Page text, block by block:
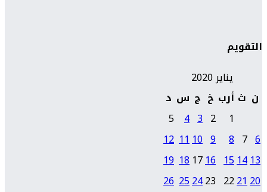
التقويم
يناير 2020
ن ث أرب خ ج س د
1
2
3
4
5
6
7
8
9
10
11
12
13
14
15
16
17
18
19
20
21
22
23
24
25
26